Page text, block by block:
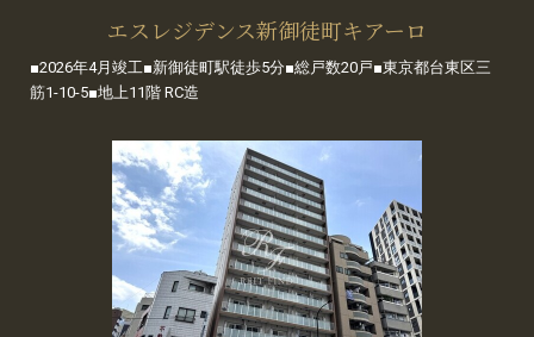
エスレジデンス新御徒町キアーロ
■2026年4月竣工■新御徒町駅徒歩5分■総戸数20戸■東京都台東区三
筋1-10-5■地上11階 RC造